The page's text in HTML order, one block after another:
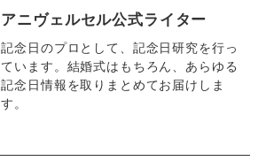
アニヴェルセル公式ライター
記念日のプロとして、記念日研究を行っ
ています。結婚式はもちろん、あらゆる
記念日情報を取りまとめてお届けしま
す。